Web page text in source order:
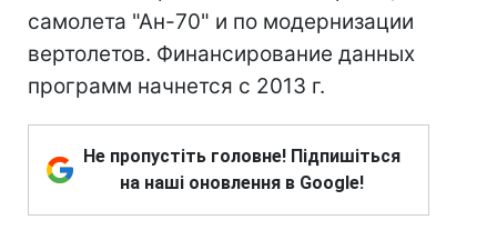
самолета "Ан-70" и по модернизации
вертолетов. Финансирование данных
программ начнется с 2013 г.
Не пропустіть головне! Підпишіться
на наші оновлення в Google!